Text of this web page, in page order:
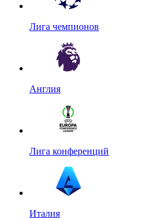
Лига чемпионов
Англия
Лига конференций
Италия